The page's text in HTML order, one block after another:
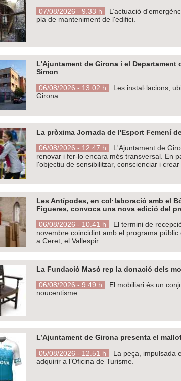
07/08/2026 - 9.33 h
L’actuació
pla de manteniment de l'edifici.
L'Ajuntament de Girona i el
Simon
06/08/2026 - 13.02 h
Les instal·lacions,
Girona.
La pròxima Jornada de l'Esport Femení
06/08/2026 - 12.47 h
L'Ajuntament de
renovar i fer-lo encara més transversal. En
l'objectiu de sensibilitzar, conscienciar i
Les Antípodes, en col·laboració amb el
Figueres, convoca una nova edició del
06/08/2026 - 10.41 h
El termini de
novembre coincidint amb el programa
a Ceret, el Vallespir.
La Fundació Masó rep la donació dels
06/08/2026 - 9.49 h
El mobiliari és un
noucentisme.
L’Ajuntament de Girona presenta el
05/08/2026 - 12.51 h
La peça, impulsada
adquirir a l’Oficina de Turisme.